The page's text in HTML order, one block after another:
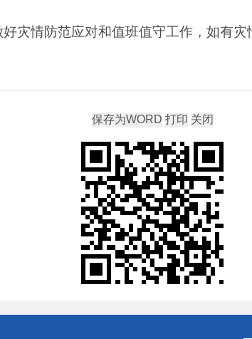
灾情防范应对和值班值守工作，如有灾